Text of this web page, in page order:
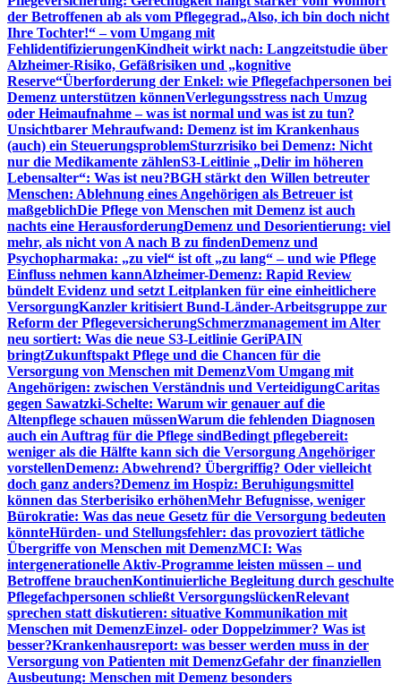
der Betroffenen ab als vom Pflegegrad„Also, ich bin doch nicht
Ihre Tochter!“ – vom Umgang mit
FehlidentifizierungenKindheit wirkt nach: Langzeitstudie über
Alzheimer-Risiko, Gefäßrisiken und „kognitive
Reserve“Überforderung der Enkel: wie Pflegefachpersonen bei
Demenz unterstützen könnenVerlegungsstress nach Umzug
oder Heimaufnahme – was ist normal und was ist zu tun?
Unsichtbarer Mehraufwand: Demenz ist im Krankenhaus
(auch) ein SteuerungsproblemSturzrisiko bei Demenz: Nicht
nur die Medikamente zählenS3-Leitlinie „Delir im höheren
Lebensalter“: Was ist neu?BGH stärkt den Willen betreuter
Menschen: Ablehnung eines Angehörigen als Betreuer ist
maßgeblichDie Pflege von Menschen mit Demenz ist auch
nachts eine HerausforderungDemenz und Desorientierung: viel
mehr, als nicht von A nach B zu findenDemenz und
Psychopharmaka: „zu viel“ ist oft „zu lang“ – und wie Pflege
Einfluss nehmen kannAlzheimer-Demenz: Rapid Review
bündelt Evidenz und setzt Leitplanken für eine einheitlichere
VersorgungKanzler kritisiert Bund-Länder-Arbeitsgruppe zur
Reform der PflegeversicherungSchmerzmanagement im Alter
neu sortiert: Was die neue S3-Leitlinie GeriPAIN
bringtZukunftspakt Pflege und die Chancen für die
Versorgung von Menschen mit DemenzVom Umgang mit
Angehörigen: zwischen Verständnis und VerteidigungCaritas
gegen Sawatzki-Schelte: Warum wir genauer auf die
Altenpflege schauen müssenWarum die fehlenden Diagnosen
auch ein Auftrag für die Pflege sindBedingt pflegebereit:
weniger als die Hälfte kann sich die Versorgung Angehöriger
vorstellenDemenz: Abwehrend? Übergriffig? Oder vielleicht
doch ganz anders?Demenz im Hospiz: Beruhigungsmittel
können das Sterberisiko erhöhenMehr Befugnisse, weniger
Bürokratie: Was das neue Gesetz für die Versorgung bedeuten
könnteHürden- und Stellungsfehler: das provoziert tätliche
Übergriffe von Menschen mit DemenzMCI: Was
intergenerationelle Aktiv-Programme leisten müssen – und
Betroffene brauchenKontinuierliche Begleitung durch geschulte
Pflegefachpersonen schließt VersorgungslückenRelevant
sprechen statt diskutieren: situative Kommunikation mit
Menschen mit DemenzEinzel- oder Doppelzimmer? Was ist
besser?Krankenhausreport: was besser werden muss in der
Versorgung von Patienten mit DemenzGefahr der finanziellen
Ausbeutung: Menschen mit Demenz besonders